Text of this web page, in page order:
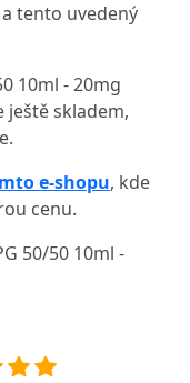
tento uvedený
10ml - 20mg
ještě skladem,
e-shopu, kde
cenu.
50/50 10ml -